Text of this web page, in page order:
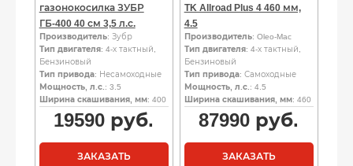
газонокосилка ЗУБР
ГБ-400 40 см 3,5 л.с.
Производитель: Зубр
Тип двигателя: 4-х тактный,
Бензиновый
Тип привода: Несамоходные
Мощность, л.с.: 3.5
Ширина скашивания, мм: 400
19590 руб.
ЗАКАЗАТЬ
TK Allroad Plus 4 460 мм,
4.5
Производитель: Oleo-Mac
Тип двигателя: 4-х тактный,
Бензиновый
Тип привода: Самоходные
Мощность, л.с.: 4.5
Ширина скашивания, мм: 460
87990 руб.
ЗАКАЗАТЬ